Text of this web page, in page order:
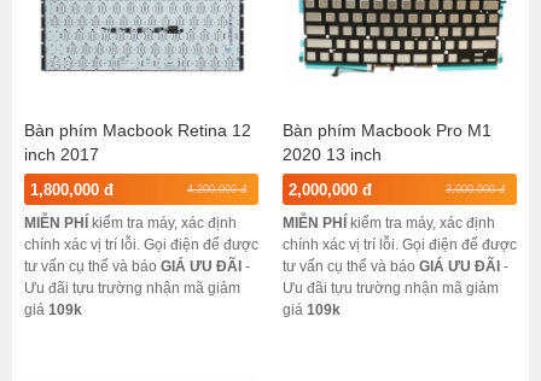
Bàn phím Macbook Retina 12
inch 2017
1,800,000 đ 4,200,000 đ
MIỄN PHÍ
kiểm tra máy, xác định
chính xác vị trí lỗi. Gọi điện để được
tư vấn cụ thể và báo GIÁ ƯU ĐÃI -
Ưu đãi tựu trường nhận mã giảm
giá 109k
Bàn phím Macbook Pro M1
2020 13 inch
2,000,000 đ 3,000,000 đ
MIỄN PHÍ
kiểm tra máy, xác định
chính xác vị trí lỗi. Gọi điện để được
tư vấn cụ thể và báo GIÁ ƯU ĐÃI -
Ưu đãi tựu trường nhận mã giảm
giá 109k